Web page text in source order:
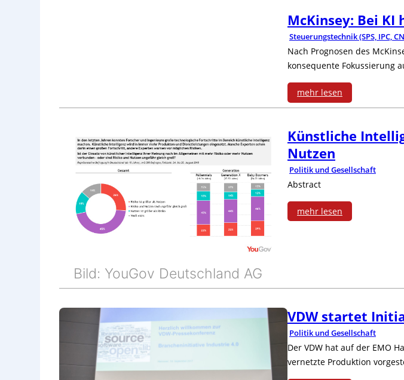
b
e
i
d
e
r
D
i
g
i
i
s
i
s
f
ü
e
c
h
n
o
g
i
e
McKinsey: Bei
Steuerungstechnik (SPS, IPC,
Nach Prognosen des
konsequente Fokussierung
mehr lesen
:
M
c
K
i
y
:
B
Bild: YouGov Deutschland AG
Künstliche
Nutzen
Politik und Gesellschaft
Abstract
mehr lesen
n
s
t
VDW startet
Politik und Gesellschaft
Der VDW hat auf der EMO
vernetzte Produktion